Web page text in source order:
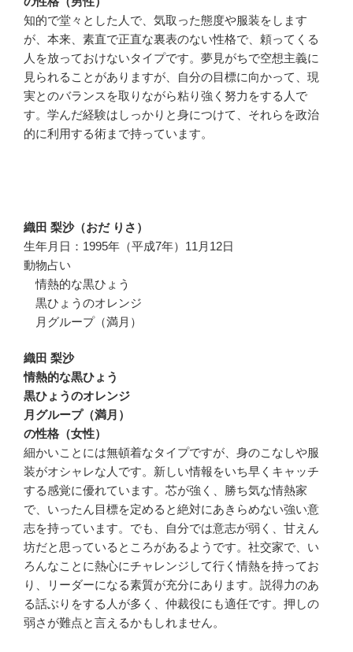
知的で堂々とした人で、気取った態度や服装をします
が、本来、素直で正直な裏表のない性格で、頼ってくる
人を放っておけないタイプです。夢見がちで空想主義に
見られることがありますが、自分の目標に向かって、現
実とのバランスを取りながら粘り強く努力をする人で
す。学んだ経験はしっかりと身につけて、それらを政治
的に利用する術まで持っています。
織田 梨沙（おだ りさ）
生年月日：1995年（平成7年）11月12日
動物占い
情熱的な黒ひょう
黒ひょうのオレンジ
月グループ（満月）
織田 梨沙
情熱的な黒ひょう
黒ひょうのオレンジ
月グループ（満月）
の性格（女性）
細かいことには無頓着なタイプですが、身のこなしや服
装がオシャレな人です。新しい情報をいち早くキャッチ
する感覚に優れています。芯が強く、勝ち気な情熱家
で、いったん目標を定めると絶対にあきらめない強い意
志を持っています。でも、自分では意志が弱く、甘えん
坊だと思っているところがあるようです。社交家で、い
ろんなことに熱心にチャレンジして行く情熱を持ってお
り、リーダーになる素質が充分にあります。説得力のあ
る話ぶりをする人が多く、仲裁役にも適任です。押しの
弱さが難点と言えるかもしれません。